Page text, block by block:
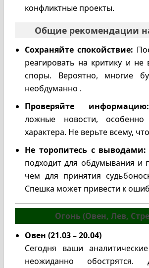
конфликтные проекты.
Общие рекомендации
Сохраняйте спокойствие:
реагировать на критику и не
споры. Вероятно, многие
необдуманно .
Проверяйте информацию:
ложные новости, особенно
характера. Не верьте всему,
Не торопитесь с выводами:
подходит для обдумывания и
чем для принятия
Спешка может привести к
Огонь (Овен, Лев,
Овен (21.03 – 20.04)
Сегодня ваши
неожиданно